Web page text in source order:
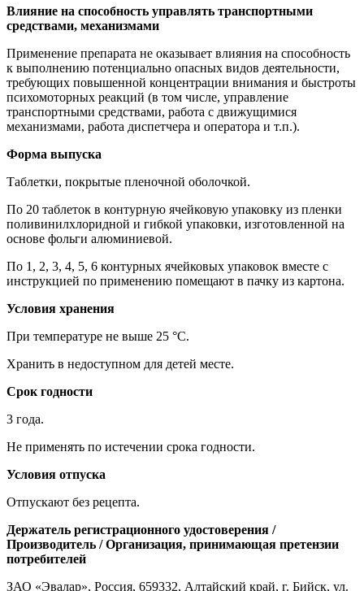
Влияние на способность управлять транспортными
средствами, механизмами
Применение препарата не оказывает влияния на способность
к выполнению потенциально опасных видов деятельности,
требующих повышенной концентрации внимания и быстроты
психомоторных реакций (в том числе, управление
транспортными средствами, работа с движущимися
механизмами, работа диспетчера и оператора и т.п.).
Форма выпуска
Таблетки, покрытые пленочной оболочкой.
По 20 таблеток в контурную ячейковую упаковку из пленки
поливинилхлоридной и гибкой упаковки, изготовленной на
основе фольги алюминиевой.
По 1, 2, 3, 4, 5, 6 контурных ячейковых упаковок вместе с
инструкцией по применению помещают в пачку из картона.
Условия хранения
При температуре не выше 25 °С.
Хранить в недоступном для детей месте.
Срок годности
3 года.
Не применять по истечении срока годности.
Условия отпуска
Отпускают без рецепта.
Держатель регистрационного удостоверения /
Производитель / Организация, принимающая претензии
потребителей
ЗАО «Эвалар», Россия, 659332, Алтайский край, г. Бийск, ул.